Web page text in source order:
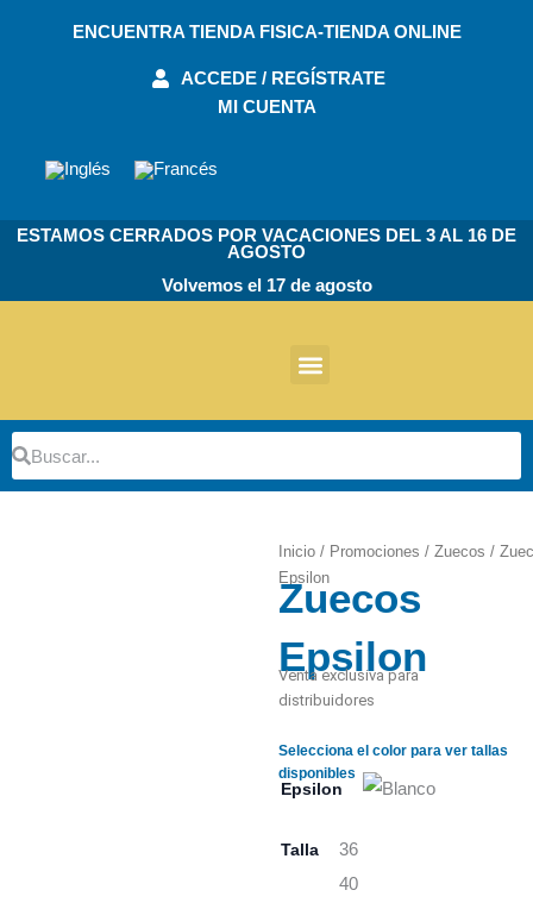
ENCUENTRA TIENDA FISICA-TIENDA ONLINE
ACCEDE / REGÍSTRATE
MI CUENTA
ESTAMOS CERRADOS POR VACACIONES DEL 3 AL 16 DE
AGOSTO
Volvemos el 17 de agosto
BuscarBuscar
Zoom
Inicio / Promociones / Zuecos /
Epsilon
Zuecos
Epsilon
Venta exclusiva para
distribuidores
Selecciona el color para ver tallas
disponibles
Epsilon
Talla
36
40